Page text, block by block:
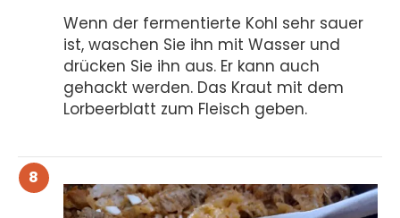
Wenn der fermentierte Kohl sehr sauer
ist, waschen Sie ihn mit Wasser und
drücken Sie ihn aus. Er kann auch
gehackt werden. Das Kraut mit dem
Lorbeerblatt zum Fleisch geben.
8